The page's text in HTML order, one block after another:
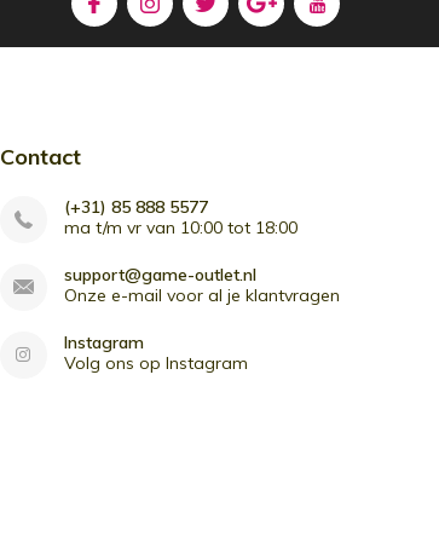
Contact
(+31) 85 888 5577
ma t/m vr van 10:00 tot 18:00
support@game-outlet.nl
Onze e-mail voor al je klantvragen
Instagram
Volg ons op Instagram